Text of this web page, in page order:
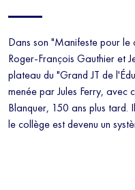
Dans son "Manifeste pour le
Roger-François Gauthier et
plateau du "Grand JT de
menée par Jules Ferry, avec
Blanquer, 150 ans plus tard.
le collège est devenu un